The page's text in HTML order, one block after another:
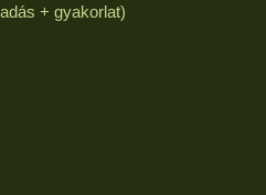
+ gyakorlat)